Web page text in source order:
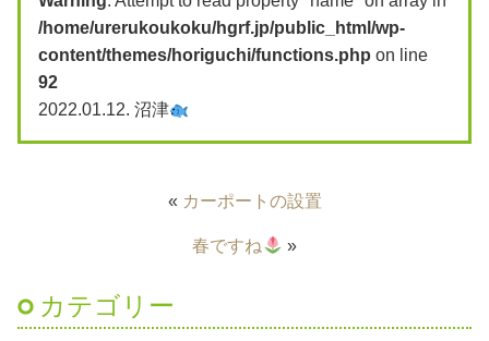
/home/urerukoukoku/hgrf.jp/public_html/wp-
content/themes/horiguchi/functions.php on line
92
2022.01.12. 沼津
« カーポートの設置
春ですね »
カテゴリー